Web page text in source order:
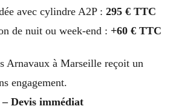
avec cylindre A2P : 295 € TTC
de nuit ou week-end : +60 € TTC
Arnavaux à Marseille reçoit un
engagement.
– Devis immédiat